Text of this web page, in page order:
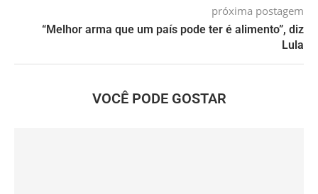
próxima postagem
“Melhor arma que um país pode ter é alimento”, diz
Lula
VOCÊ PODE GOSTAR